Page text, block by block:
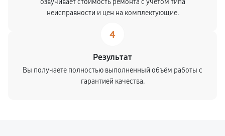
озвучивает стоимость ремонта с учетом типа
неисправности и цен на комплектующие.
4
Результат
Вы получаете полностью выполненный объём работы с
гарантией качества.